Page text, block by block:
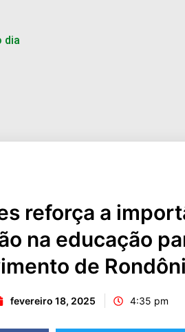
dia
reforça a
na educação
de
fevereiro 18, 2025 4:35 pm